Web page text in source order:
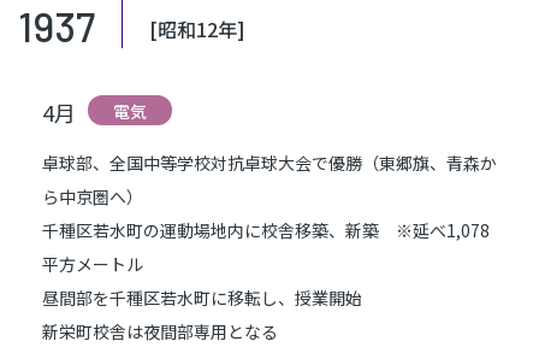
1937 [昭和12年]
4月 電気
卓球部、全国中等学校対抗卓球大会で優勝（東郷旗、青森か
ら中京圏へ）
千種区若水町の運動場地内に校舎移築、新築 ※延べ1,078
平方メートル
昼間部を千種区若水町に移転し、授業開始
新栄町校舎は夜間部専用となる